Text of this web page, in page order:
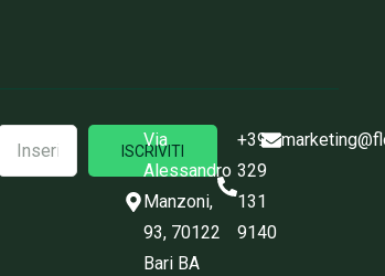
ISCRIVITI
Via
Alessandro
Manzoni,
93, 70122
Bari BA
+39
329
131
9140